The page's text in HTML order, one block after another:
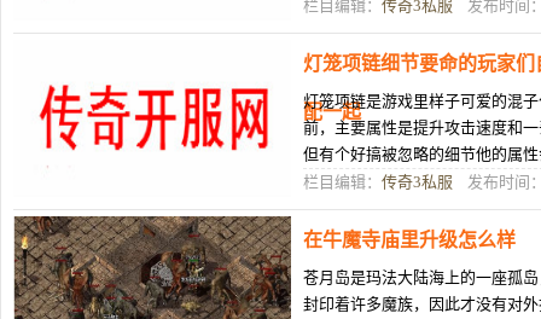
在这样的副本中，想在这个副本
栏目编辑： 传奇3私服 发布时间
灯笼项链细节要命的玩家
配一起
灯笼项链是游戏里样子可爱的混
前，主要属性是提升攻击速度和
但有个好搞被忽略的细节他的属
够当心点一下属性配一起，才能
栏目编辑： 传奇3私服 发布时间
在牛魔寺庙里升级怎么样
苍月岛是玛法大陆海上的一座孤
封印着许多魔族，因此才没有对